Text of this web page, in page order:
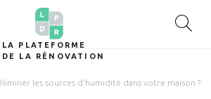
LA PLATEFORME
DE LA RÉNOVATION
les sources d’humidité dans votre maison ?